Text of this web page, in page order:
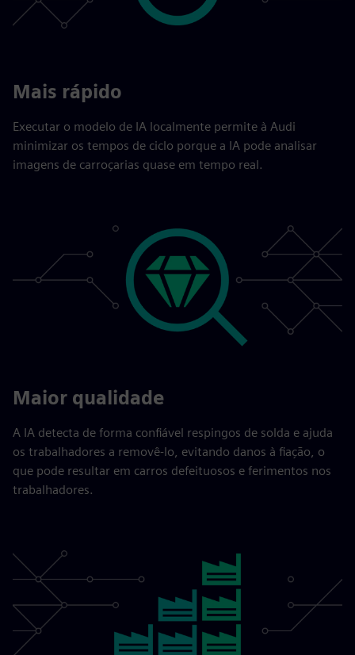
Mais rápido
Executar o modelo de IA localmente permite à Audi
minimizar os tempos de ciclo porque a IA pode analisar
imagens de carroçarias quase em tempo real.
Maior qualidade
A IA detecta de forma confiável respingos de solda e ajuda
os trabalhadores a removê-lo, evitando danos à fiação, o
que pode resultar em carros defeituosos e ferimentos nos
trabalhadores.